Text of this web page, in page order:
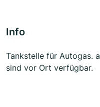
Info
Tankstelle für Autogas.
sind vor Ort verfügbar.